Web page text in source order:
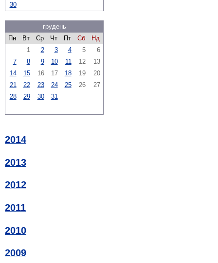
30
грудень
Пн
Вт Ср Чт Пт Сб
Нд
1
2 3 4 5
6
7
8 9 10 11 12
13
14
15 16 17 18 19
20
21
22 23 24 25 26
27
28
29 30 31
2014
2013
2012
2011
2010
2009